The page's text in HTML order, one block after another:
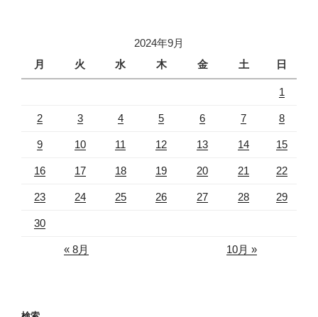
2024年9月
月
火 水 木 金 土 日
1
2 3 4 5 6 7 8
9 10 11 12 13 14 15
16 17 18 19 20 21 22
23 24 25 26 27 28 29
30
« 8月 10月 »